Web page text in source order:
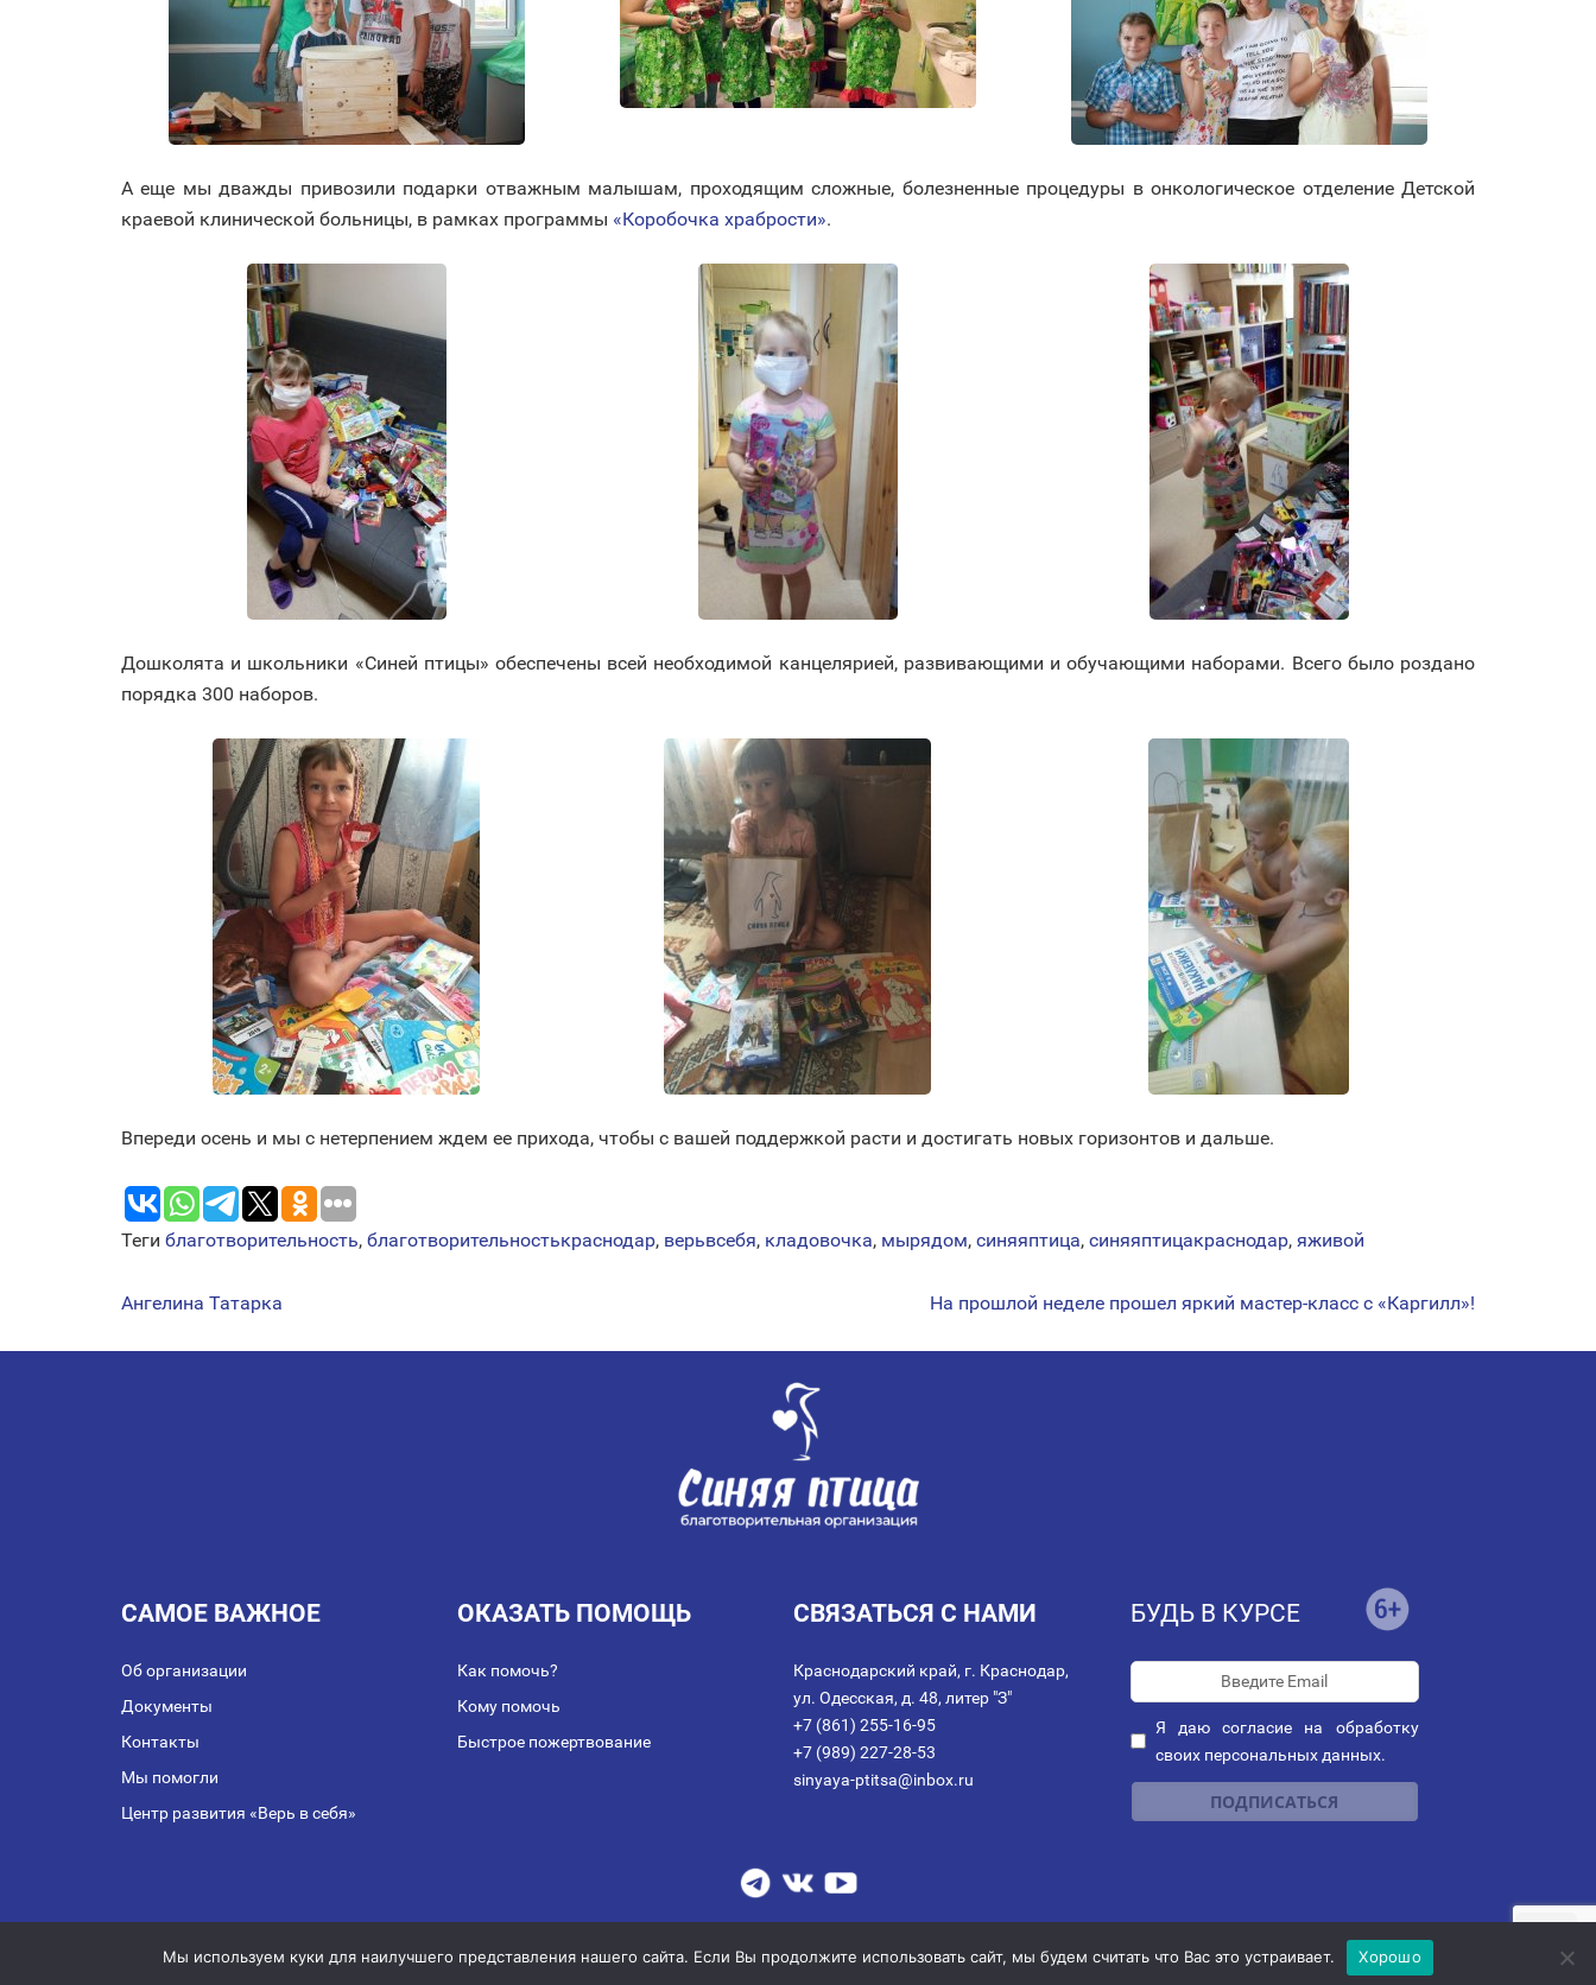
А еще мы дважды привозили подарки отважным малышам, проходящим сложные, болезненные процедуры в онкологическое отделение Детской
краевой клинической больницы, в рамках программы «Коробочка храбрости».
Дошколята и школьники «Синей птицы» обеспечены всей необходимой канцелярией, развивающими и обучающими наборами. Всего было роздано
порядка 300 наборов.
Впереди осень и мы с нетерпением ждем ее прихода, чтобы с вашей поддержкой расти и достигать новых горизонтов и дальше.
Теги благотворительность, благотворительностькраснодар, верьвсебя, кладовочка, мырядом, синяяптица, синяяптицакраснодар, яживой
НАВИГАЦИЯ
ПО
Ангелина Татарка На прошлой неделе прошел яркий мастер-класс с «Каргилл»!
САМОЕ ВАЖНОЕ
Об организации
Документы
Контакты
Мы помогли
Центр развития «Верь в себя»
ОКАЗАТЬ ПОМОЩЬ
Как помочь?
Кому помочь
Быстрое пожертвование
СВЯЗАТЬСЯ С НАМИ
Краснодарский край, г. Краснодар,
ул. Одесская, д. 48, литер "З"
+7 (861) 255-16-95
+7 (989) 227-28-53
sinyaya-ptitsa@inbox.ru
БУДЬ В КУРСЕ
Я даюсогласие на обработку
своих персональных данных.
© 2014-2026 АНО благотворительных и социальных программ "СИНЯЯ ПТИЦА"
Мы используем куки для наилучшего представления нашего сайта. Если Вы продолжите использовать сайт, мы будем считать что Вас это устраивает. Хорошо